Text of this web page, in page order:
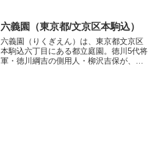
西洋風の山小屋をイメージ...
六義園（東京都/文京区本駒込）
六義園（りくぎえん）は、東京都文京区
本駒込六丁目にある都立庭園。徳川5代将
軍・徳川綱吉の側用人・柳沢吉保が、自